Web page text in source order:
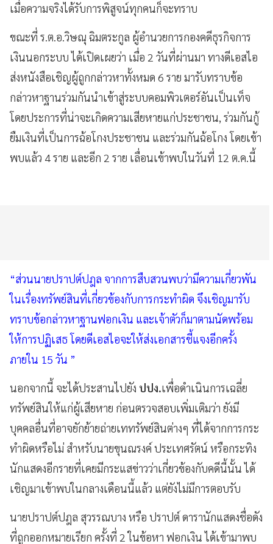
เมื่อความจริงได้รับการพิสูจน์ทุกคนก็จะทราบ
ขณะที่ ร.ต.อ.วิษณุ ฉิมตระกูล ผู้อำนวยการกองคดีธุรกิจการ
เงินนอกระบบ ได้เปิดเผยว่า เมื่อ 2 วันที่ผ่านมา ทางดีเอสไอ
ส่งหนังสือเชิญผู้ถูกกล่าวหาทั้งหมด 6 ราย มารับทราบข้อ
กล่าวหาฐานร่วมกันนำเข้าสู่ระบบคอมพิวเตอร์อันเป็นเท็จ
โดยประการที่น่าจะเกิดความเสียหายแก่ประชาชน, ร่วมกันกู้
ยืมเงินที่เป็นการฉ้อโกงประชาชน และร่วมกันฉ้อโกง โดยเข้า
พบแล้ว 4 ราย และอีก 2 ราย เลื่อนเข้าพบในวันที่ 12 ต.ค.นี้
“ส่วนนายปราปต์ปฎล จากการสืบสวนพบว่ามีความเกี่ยวพัน
ในเรื่องทรัพย์สินที่เกี่ยวข้องกับการกระทำผิด จึงเชิญมารับ
ทราบข้อกล่าวหาฐานฟอกเงิน และเจ้าตัวก็มาตามนัดพร้อม
ให้การปฏิเสธ โดยดีเอสไอจะให้ส่งเอกสารชี้แจงอีกครั้ง
ภายใน 15 วัน ”
นอกจากนี้ จะได้ประสานไปยัง ปปง.เพื่อดำเนินการเฉลี่ย
ทรัพย์สินให้แก่ผู้เสียหาย ก่อนตรวจสอบเพิ่มเติมว่า ยังมี
บุคคลอื่นที่อาจยักย้ายถ่ายเททรัพย์สินต่างๆ ที่ได้จากการกระ
ทำผิดหรือไม่ สำหรับนายขุนณรงค์ ประเทศรัตน์ หรือกระทิง
นักแสดงอีกรายที่เคยมีกระแสข่าวว่าเกี่ยวข้องกับคดีนี้นั้น ได้
เชิญมาเข้าพบในกลางเดือนนี้แล้ว แต่ยังไม่มีการตอบรับ
นายปราปต์ปฎล สุวรรณบาง หรือ ปราปต์ ดารานักแสดงชื่อดัง
ที่ถูกออกหมายเรียก ครั้งที่ 2 ในข้อหา ฟอกเงิน ได้เข้ามาพบ